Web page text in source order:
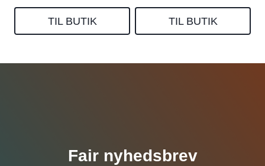
TIL BUTIK TIL BUTIK
Fair nyhedsbrev